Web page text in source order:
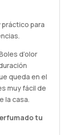
práctico para
d’olor
queda en el
muy fácil de
la casa.
tu